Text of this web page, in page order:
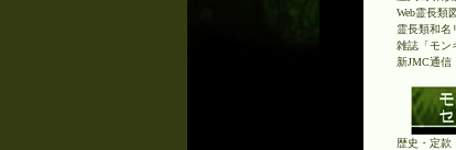
Web霊長類
霊長類和名
雑誌「モン
新JMC通信
歴史・定款